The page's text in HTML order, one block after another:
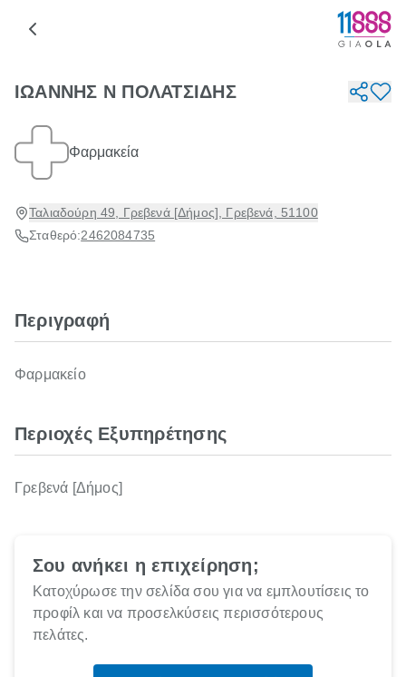
ΙΩΑΝΝΗΣ Ν ΠΟΛΑΤΣΙΔΗΣ
Φαρμακεία
Ταλιαδούρη 49, Γρεβενά [Δήμος], Γρεβενά, 51100
Σταθερό:2462084735
Περιγραφή
Φαρμακείο
Περιοχές Εξυπηρέτησης
Γρεβενά [Δήμος]
Σου ανήκει η επιχείρηση;
Κατοχύρωσε την σελίδα σου για να εμπλουτίσεις το
προφίλ και να προσελκύσεις περισσότερους
πελάτες.